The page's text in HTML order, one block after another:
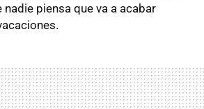
piensa que va a acabar